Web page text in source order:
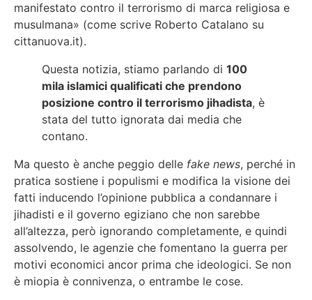
manifestato contro il terrorismo di marca religiosa e
musulmana» (come scrive Roberto Catalano su
cittanuova.it).
Questa notizia, stiamo parlando di 100
mila islamici qualificati che prendono
posizione contro il terrorismo jihadista, è
stata del tutto ignorata dai media che
contano.
Ma questo è anche peggio delle fake news, perché in
pratica sostiene i populismi e modifica la visione dei
fatti inducendo l’opinione pubblica a condannare i
jihadisti e il governo egiziano che non sarebbe
all’altezza, però ignorando completamente, e quindi
assolvendo, le agenzie che fomentano la guerra per
motivi economici ancor prima che ideologici. Se non
è miopia è connivenza, o entrambe le cose.